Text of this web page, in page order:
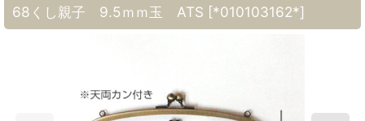
68くし親子 9.5ｍｍ玉 ATS [*010103162*]